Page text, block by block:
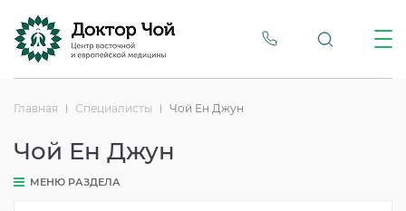
Главная Специалисты Чой Ен Джун
Чой Ен Джун
МЕНЮ РАЗДЕЛА